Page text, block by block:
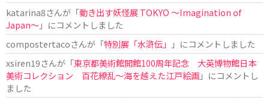
katarina8さんが「動き出す妖怪展 TOKYO 〜Imagination of
Japan〜」にコメントしました
compostertacoさんが「特別展「水滸伝」
」にコメントしました
xsiren19さんが「東京都美術館開館100周年記念 大英博物館日本
美術コレクション 百花繚乱～海を越えた江戸絵画」にコメントし
ました